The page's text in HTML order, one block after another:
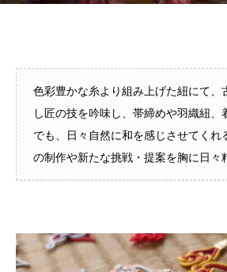
色彩豊かな糸より組み上げた紐にて、
し匠の技を吟味し、帯締めや羽織紐、
でも、日々自然に和を感じさせてくれ
の制作や新たな挑戦・提案を胸に日々